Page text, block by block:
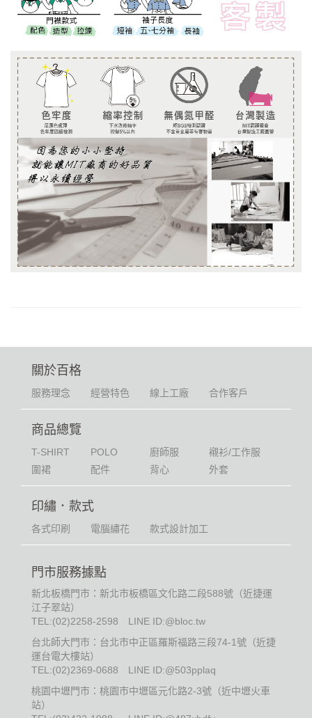
關於百格
服務理念 經營特色 線上工廠 合作客戶
商品總覽
T-SHIRT POLO 廚師服
襯衫/工作服
圍裙
配件 背心 外套
印繡．款式
各式印刷 電腦繡花 款式設計加工
門市服務據點
新北板橋門市：新北市板橋區文化路二段588號（近捷運
江子翠站）
TEL:(02)2258-2598
LINE ID:@bloc.tw
台北師大門市：台北市中正區羅斯福路三段74-1號（近捷
運台電大樓站）
TEL:(02)2369-0688
LINE ID:@503pplaq
桃園中壢門市：桃園市中壢區元化路2-3號（近中壢火車
站）